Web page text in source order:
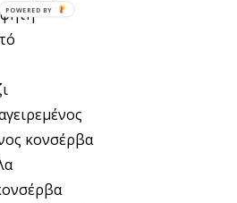
κονσέρβα
POWERED
BY